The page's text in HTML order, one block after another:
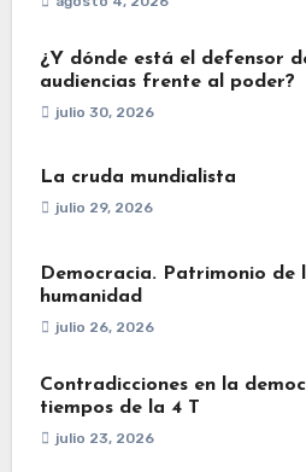
¿Y dónde está el defensor
audiencias frente al poder?
julio 30, 2026
La cruda mundialista
julio 29, 2026
Democracia. Patrimonio de
humanidad
julio 26, 2026
Contradicciones en la
tiempos de la 4 T
julio 23, 2026